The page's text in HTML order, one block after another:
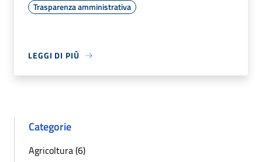
Trasparenza amministrativa
LEGGI DI PIÙ
Categorie
Agricoltura (6)